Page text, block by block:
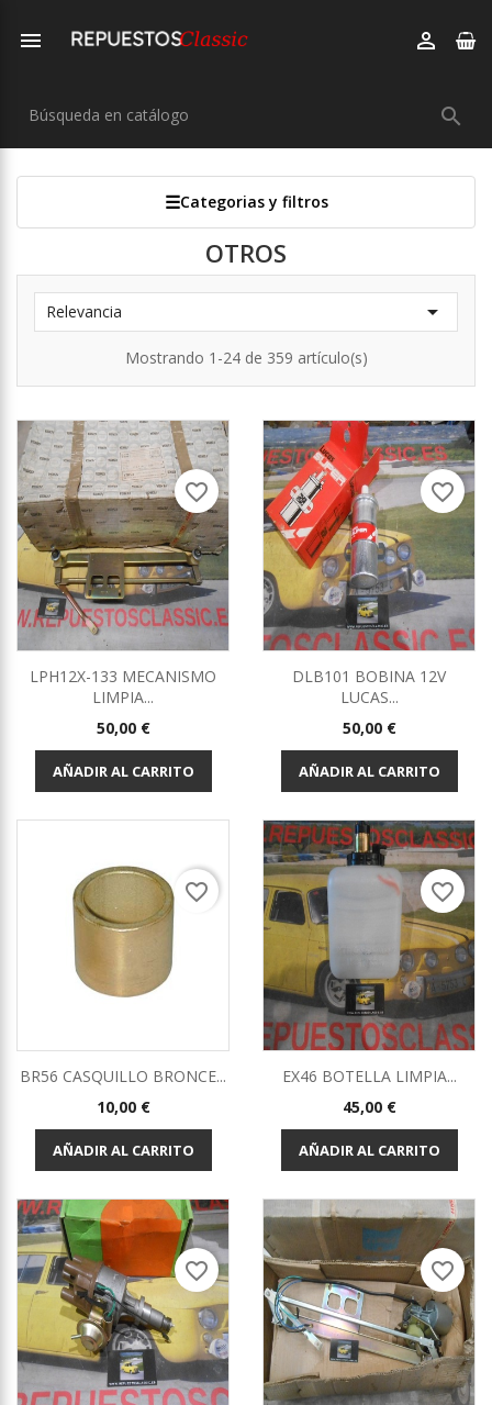
 

Categorias y filtros
OTROS
Relevancia 
Mostrando 1-24 de 359 artículo(s)
LPH12X-133 MECANISMO
LIMPIA...
Precio
50,00 €
AÑADIR AL CARRITO
favorite_border
DLB101 BOBINA 12V
LUCAS...
Precio
50,00 €
AÑADIR AL CARRITO
favorite_border
BR56 CASQUILLO BRONCE...
Precio
10,00 €
AÑADIR AL CARRITO
favorite_border
EX46 BOTELLA LIMPIA...
Precio
45,00 €
AÑADIR AL CARRITO
favorite_border
favorite_border favorite_border